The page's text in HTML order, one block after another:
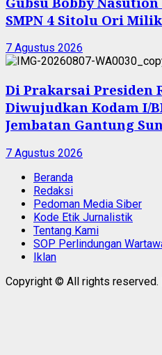
SMPN 4 Sitolu Ori
7 Agustus 2026
Di Prakarsai Presiden
Diwujudkan Kodam I/
Jembatan Gantung
7 Agustus 2026
Beranda
Redaksi
Pedoman Media Siber
Kode Etik Jurnalistik
Tentang Kami
SOP Perlindungan
Iklan
Copyright © All rights reserved.